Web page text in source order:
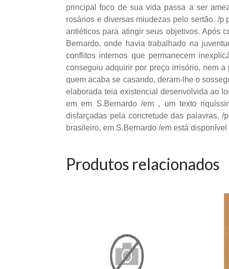
principal foco de sua vida passa a ser
rosários e diversas miudezas pelo sertão. /
antiéticos para atingir seus objetivos. Após
Bernardo, onde havia trabalhado na
conflitos internos que permanecem
conseguiu adquirir por preço irrisório, nem
quem acaba se casando, deram-lhe o
elaborada teia existencial desenvolvida ao
em em S.Bernardo /em , um texto
disfarçadas pela concretude das palavras.
brasileiro, em S.Bernardo /em está
Produtos relacionados